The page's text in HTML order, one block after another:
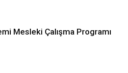
Mesleki Çalışma Programı